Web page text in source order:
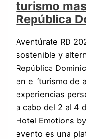
turismo
República
Aventúrate RD
sostenible y
República
en el ‘turismo de
experiencias
a cabo del 2 al 4
Hotel Emotions
evento es una